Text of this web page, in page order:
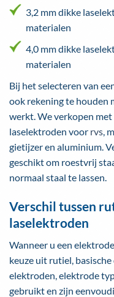
3,2 mm dikke
materialen
4,0 mm dikke
materialen
Bij het selecteren van
ook rekening te houden
werkt. We verkopen
laselektroden voor rvs,
gietijzer en aluminium.
geschikt om roestvrij
normaal staal te lassen.
Verschil tussen
laselektroden
Wanneer u een
keuze uit rutiel,
elektroden, elektrode
gebruikt en zijn